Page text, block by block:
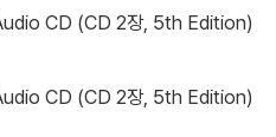
CD (CD 2장, 5th Edition)
CD (CD 2장, 5th Edition)